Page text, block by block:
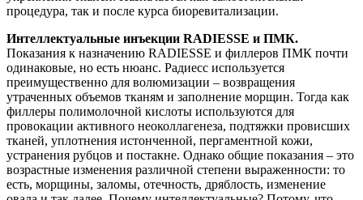
процедура, так и после курса биоревитализации.
Интеллектуальные инъекции RADIESSE и ПМК.
Показания к назначению RADIESSE и филлеров ПМК почти
одинаковые, но есть нюанс. Радиесс используется
преимущественно для волюмизации – возвращения
утраченных объемов тканям и заполнение морщин. Тогда как
филлеры полимолочной кислоты используются для
провокации активного неоколлагенеза, подтяжки провисших
тканей, уплотнения истонченной, пергаментной кожи,
устранения рубцов и постакне. Однако общие показания – это
возрастные изменения различной степени выраженности: то
есть, морщины, заломы, отечность, дряблость, изменение